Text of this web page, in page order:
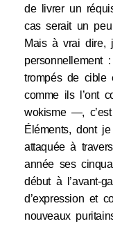
de livrer un
cas serait un peu
Mais à vrai dire,
personnellement
trompés de cible
comme ils l’ont
wokisme —,
Éléments, dont
attaquée à
année ses
début à l’avant-
d’expression et
nouveaux